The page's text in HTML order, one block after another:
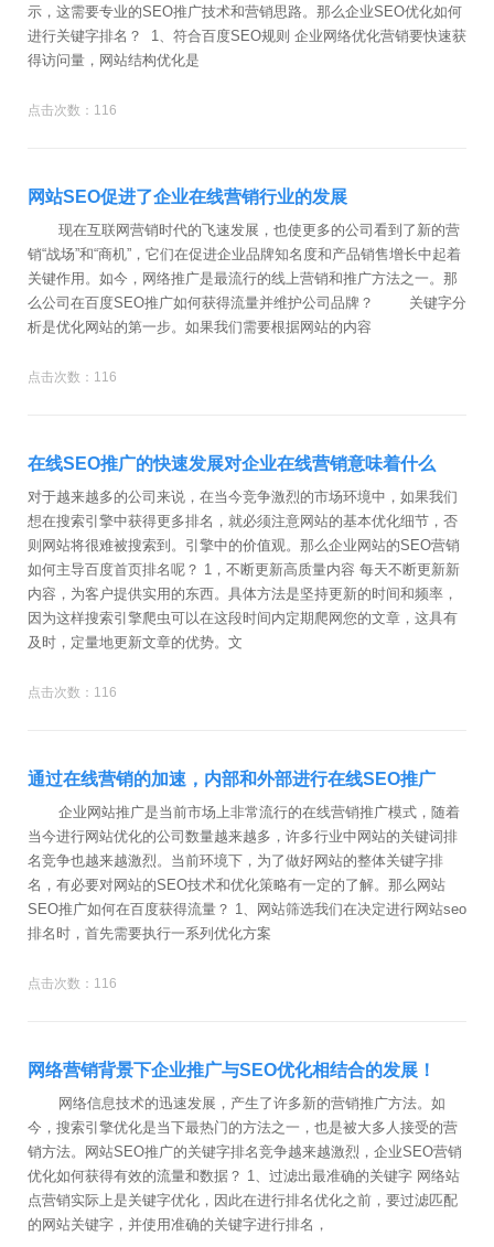
示，这需要专业的SEO推广技术和营销思路。那么企业SEO优化如何
进行关键字排名？ 1、符合百度SEO规则 企业网络优化营销要快速获
得访问量，网站结构优化是
点击次数：116
网站SEO促进了企业在线营销行业的发展
现在互联网营销时代的飞速发展，也使更多的公司看到了新的营
销“战场”和“商机”，它们在促进企业品牌知名度和产品销售增长中起着
关键作用。如今，网络推广是最流行的线上营销和推广方法之一。那
么公司在百度SEO推广如何获得流量并维护公司品牌？ 关键字分
析是优化网站的第一步。如果我们需要根据网站的内容
点击次数：116
在线SEO推广的快速发展对企业在线营销意味着什么
对于越来越多的公司来说，在当今竞争激烈的市场环境中，如果我们
想在搜索引擎中获得更多排名，就必须注意网站的基本优化细节，否
则网站将很难被搜索到。引擎中的价值观。那么企业网站的SEO营销
如何主导百度首页排名呢？ 1，不断更新高质量内容 每天不断更新新
内容，为客户提供实用的东西。具体方法是坚持更新的时间和频率，
因为这样搜索引擎爬虫可以在这段时间内定期爬网您的文章，这具有
及时，定量地更新文章的优势。文
点击次数：116
通过在线营销的加速，内部和外部进行在线SEO推广
企业网站推广是当前市场上非常流行的在线营销推广模式，随着
当今进行网站优化的公司数量越来越多，许多行业中网站的关键词排
名竞争也越来越激烈。当前环境下，为了做好网站的整体关键字排
名，有必要对网站的SEO技术和优化策略有一定的了解。那么网站
SEO推广如何在百度获得流量？ 1、网站筛选我们在决定进行网站seo
排名时，首先需要执行一系列优化方案
点击次数：116
网络营销背景下企业推广与SEO优化相结合的发展！
网络信息技术的迅速发展，产生了许多新的营销推广方法。如
今，搜索引擎优化是当下最热门的方法之一，也是被大多人接受的营
销方法。网站SEO推广的关键字排名竞争越来越激烈，企业SEO营销
优化如何获得有效的流量和数据？ 1、过滤出最准确的关键字 网络站
点营销实际上是关键字优化，因此在进行排名优化之前，要过滤匹配
的网站关键字，并使用准确的关键字进行排名，